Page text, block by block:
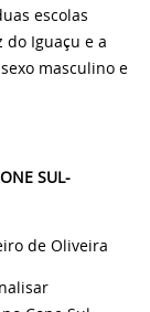
escolas
do Iguaçu e a
masculino e
SUL-
de Oliveira